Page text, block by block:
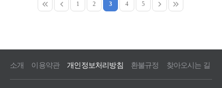
1 2 3 4 5
소개 이용약관 개인정보처리방침 환불규정 찾아오시는 길